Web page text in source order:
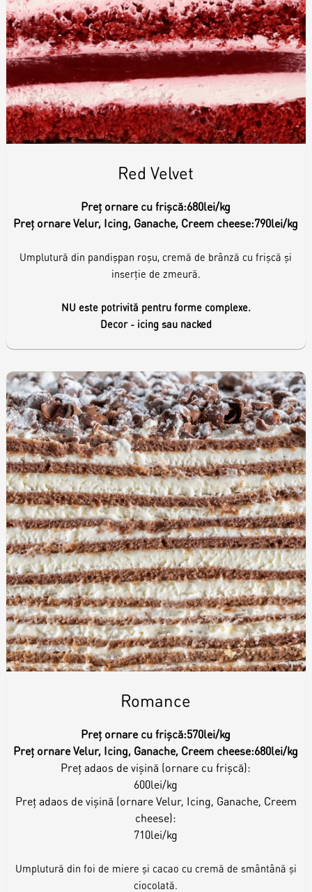
Red Velvet
Preț ornare cu frișcă:680lei/kg
Preț ornare Velur, Icing, Ganache, Creem cheese:790lei/kg
Umplutură din pandișpan roșu, cremă de brânză cu frișcă și
inserție de zmeură.
NU este potrivită pentru forme complexe.
Decor - icing sau nacked
Romance
Preț ornare cu frișcă:570lei/kg
Preț ornare Velur, Icing, Ganache, Creem cheese:680lei/kg
Preț adaos de vișină (ornare cu frișcă):
600lei/kg
Preț adaos de vișină (ornare Velur, Icing, Ganache, Creem
cheese):
710lei/kg
Umplutură din foi de miere și cacao cu cremă de smântână și
ciocolată.